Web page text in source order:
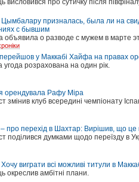
висловився про сутичку після
Цымбалару призналась, была ли на
с бывшим
объявила о разводе с мужем в марте
у Маккабі Хайфа на правах
розрахована на один рік.
орендувала Рафу Міра
змінив клуб всередині чемпіонату
про перехід в Шахтар: Вирішив, що це
поділився думками щодо переїзду в
виграти всі можливі титули в
окреслив амбітні плани.